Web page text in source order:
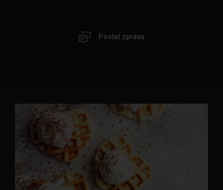
Poslat zprávu